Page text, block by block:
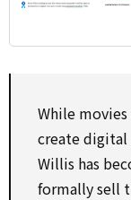
While
create digital
Willis has
formally sell